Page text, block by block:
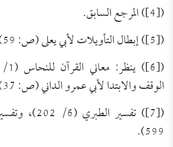
([4]) المرجع السابق.
([5]) إبطال التأويلات لأبي يعلى (ص: 59).
الوقف والابتدا لأبي عمرو الداني (ص: 37).
599).